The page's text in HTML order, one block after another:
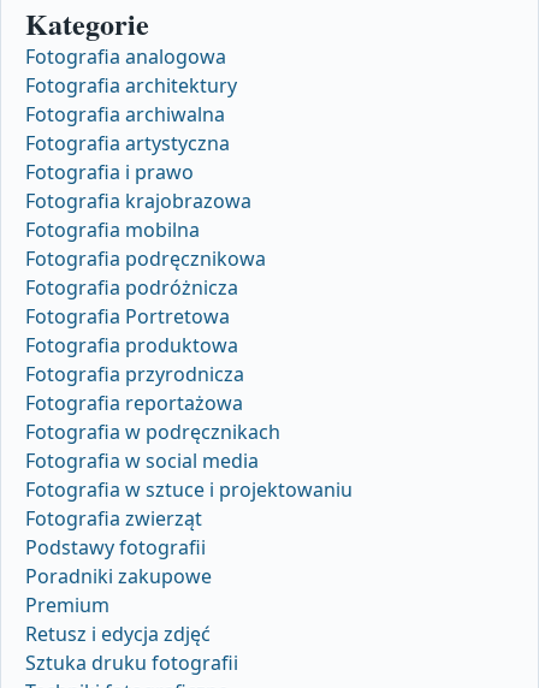
Kategorie
Fotografia analogowa
Fotografia architektury
Fotografia archiwalna
Fotografia artystyczna
Fotografia i prawo
Fotografia krajobrazowa
Fotografia mobilna
Fotografia podręcznikowa
Fotografia podróżnicza
Fotografia Portretowa
Fotografia produktowa
Fotografia przyrodnicza
Fotografia reportażowa
Fotografia w podręcznikach
Fotografia w social media
Fotografia w sztuce i projektowaniu
Fotografia zwierząt
Podstawy fotografii
Poradniki zakupowe
Premium
Retusz i edycja zdjęć
Sztuka druku fotografii